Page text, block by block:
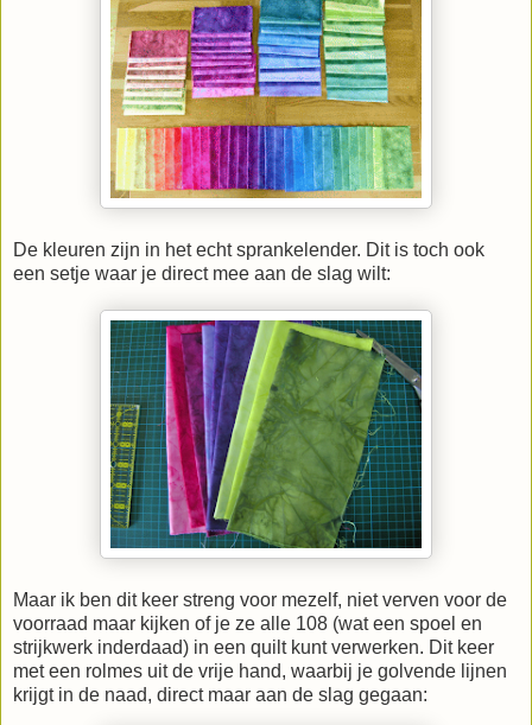
De kleuren zijn in het echt sprankelender. Dit is toch ook
een setje waar je direct mee aan de slag wilt:
Maar ik ben dit keer streng voor mezelf, niet verven voor de
voorraad maar kijken of je ze alle 108 (wat een spoel en
strijkwerk inderdaad) in een quilt kunt verwerken. Dit keer
met een rolmes uit de vrije hand, waarbij je golvende lijnen
krijgt in de naad, direct maar aan de slag gegaan: